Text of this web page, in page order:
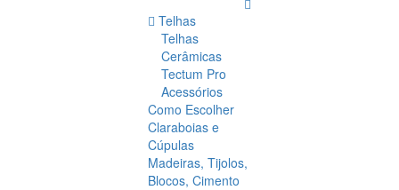
Telhas
Telhas
Cerâmicas
Tectum Pro
Acessórios
Como Escolher
Claraboias e
Cúpulas
Madeiras, Tijolos,
Blocos, Cimento